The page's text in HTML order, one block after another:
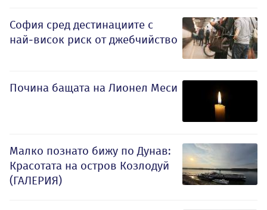
София сред дестинациите с
най-висок риск от джебчийство
Почина бащата на Лионел Меси
Малко познато бижу по Дунав:
Красотата на остров Козлодуй
(ГАЛЕРИЯ)